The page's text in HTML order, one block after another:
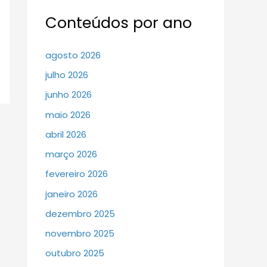
Conteúdos por ano
agosto 2026
julho 2026
junho 2026
maio 2026
abril 2026
março 2026
fevereiro 2026
janeiro 2026
dezembro 2025
novembro 2025
outubro 2025